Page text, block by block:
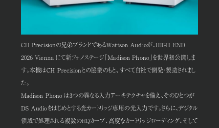
CH Precisionの兄弟ブランドであるWattson Audioが、HIGH END
2026 Vienna にて新フォノステージ「Madison Phono」を世界初公開しま
す。本機はCH Precisionとの協業のもと、すべて自社で開発・製造されまし
た。
Madison Phono は3つの異なる入力アーキテクチャを備え、そのひとつが
DS Audioをはじめとする光カートリッジ専用の光入力です。さらに、デジタル
領域で処理される複数のEQカーブ、高度なカートリッジローディング、そして